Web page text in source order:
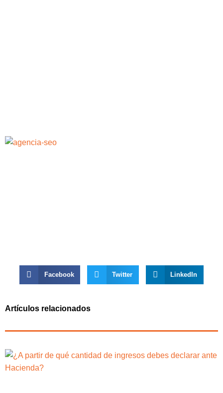
Facebook Twitter LinkedIn
Artículos relacionados